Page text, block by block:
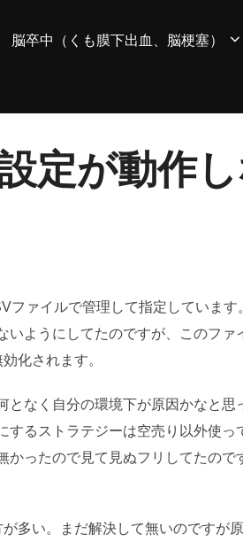
脳卒中（くも膜下出血、脳梗塞）
定が動作
ファイルで管理して指定しています
いようにしてたのですが、このファ
化されます。
となく自分の環境下が原因かなと思
するストラテジーは空売り以外使っ
かったので見て見ぬフリしてたので
多い。まだ解決して無いのですが